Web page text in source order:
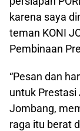
karena saya
teman KONI
Pembinaan
“Pesan dan
untuk Prestasi
Jombang,
raga itu berat